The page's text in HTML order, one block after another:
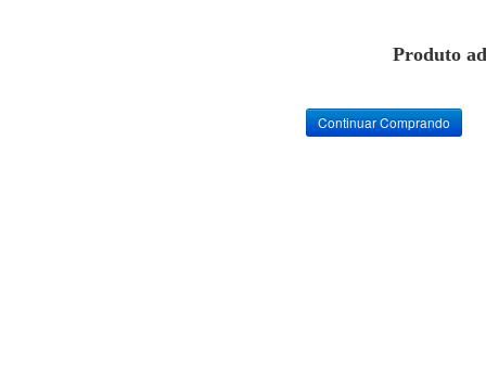
Produto
Continuar Comprando